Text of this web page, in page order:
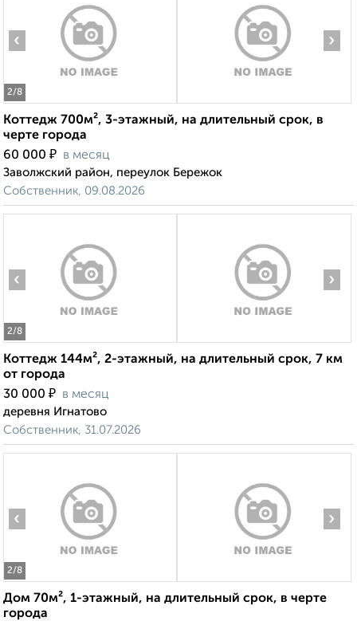
2/8
‹ ›
Коттедж 700м², 3-этажный, на длительный срок, в
черте города
60 000 ₽ в месяц
Заволжский район, переулок Бережок
Собственник, 09.08.2026
2/8
‹ ›
Коттедж 144м², 2-этажный, на длительный срок, 7 км
от города
30 000 ₽ в месяц
деревня Игнатово
Собственник, 31.07.2026
2/8
‹ ›
Дом 70м², 1-этажный, на длительный срок, в черте
города